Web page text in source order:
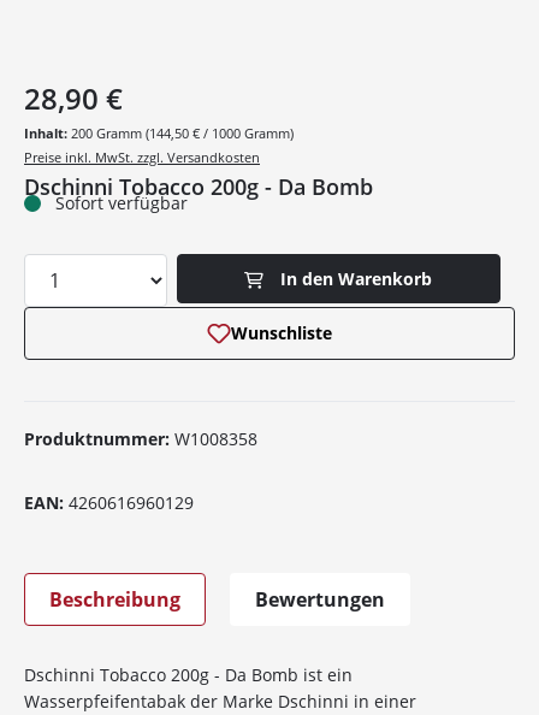
Dschinni Tobacco 200g - Da Bomb
28,90 €
Inhalt: 200 Gramm (144,50 € / 1000 Gramm)
Preise inkl. MwSt. zzgl. Versandkosten
Sofort verfügbar
Produkt Anzahl: Gib den gewünschten
In den Warenkorb
Wunschliste
Produktnummer: W1008358
EAN: 4260616960129
Beschreibung Bewertungen
Dschinni Tobacco 200g - Da Bomb ist ein
Wasserpfeifentabak der Marke Dschinni in einer